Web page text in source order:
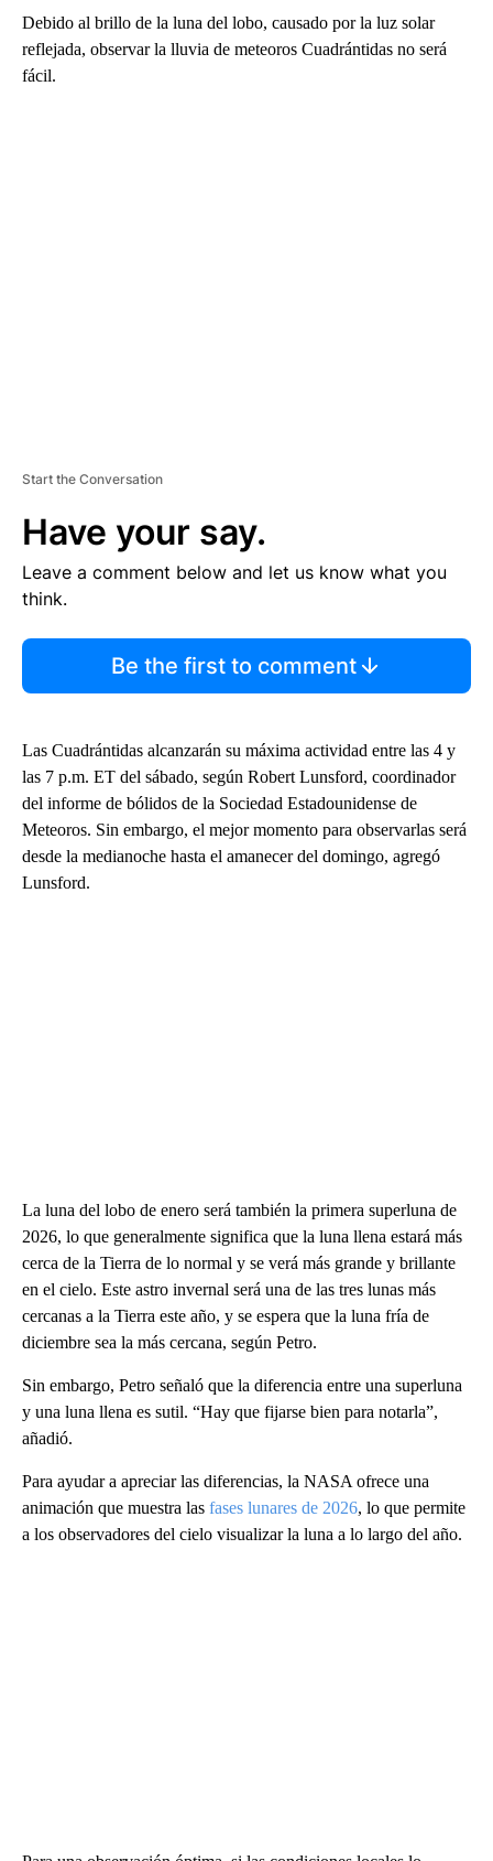
Debido al brillo de la luna del lobo, causado por la luz solar
reflejada, observar la lluvia de meteoros Cuadrántidas no será
fácil.
Start the Conversation
Have your say.
Leave a comment below and let us know what you
think.
Be the first to comment
Las Cuadrántidas alcanzarán su máxima actividad entre las 4 y
las 7 p.m. ET del sábado, según Robert Lunsford, coordinador
del informe de bólidos de la Sociedad Estadounidense de
Meteoros. Sin embargo, el mejor momento para observarlas será
desde la medianoche hasta el amanecer del domingo, agregó
Lunsford.
La luna del lobo de enero será también la primera superluna de
2026, lo que generalmente significa que la luna llena estará más
cerca de la Tierra de lo normal y se verá más grande y brillante
en el cielo. Este astro invernal será una de las tres lunas más
cercanas a la Tierra este año, y se espera que la luna fría de
diciembre sea la más cercana, según Petro.
Sin embargo, Petro señaló que la diferencia entre una superluna
y una luna llena es sutil. “Hay que fijarse bien para notarla”,
añadió.
Para ayudar a apreciar las diferencias, la NASA ofrece una
animación que muestra las fases lunares de 2026, lo que permite
a los observadores del cielo visualizar la luna a lo largo del año.